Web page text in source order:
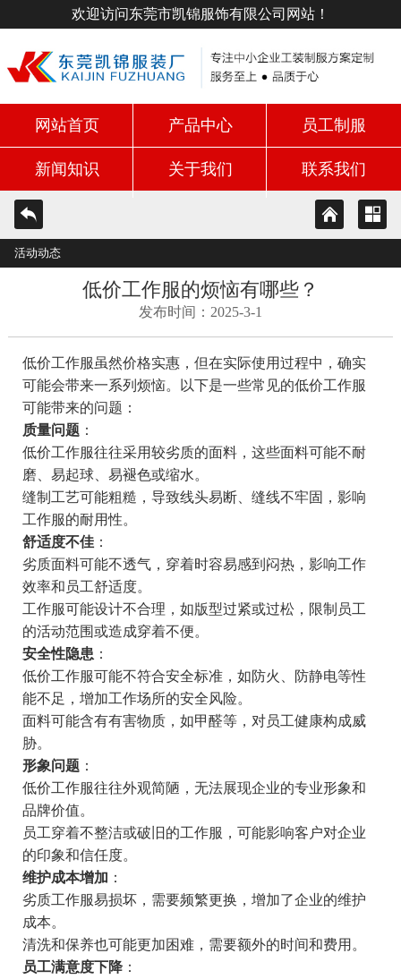
欢迎访问东莞市凯锦服饰有限公司网站！
网站首页 产品中心 员工制服
新闻知识 关于我们 联系我们
活动动态
低价工作服的烦恼有哪些？
发布时间：2025-3-1
低价工作服虽然价格实惠，但在实际使用过程中，确实
可能会带来一系列烦恼。以下是一些常见的低价工作服
可能带来的问题：
质量问题：
低价工作服往往采用较劣质的面料，这些面料可能不耐
磨、易起球、易褪色或缩水。
缝制工艺可能粗糙，导致线头易断、缝线不牢固，影响
工作服的耐用性。
舒适度不佳：
劣质面料可能不透气，穿着时容易感到闷热，影响工作
效率和员工舒适度。
工作服可能设计不合理，如版型过紧或过松，限制员工
的活动范围或造成穿着不便。
安全性隐患 ：
低价工作服可能不符合安全标准，如防火、防静电等性
能不足，增加工作场所的安全风险。
面料可能含有有害物质，如甲醛等，对员工健康构成威
胁。
形象问题：
低价工作服往往外观简陋，无法展现企业的专业形象和
品牌价值。
员工穿着不整洁或破旧的工作服，可能影响客户对企业
的印象和信任度。
维护成本增加 ：
劣质工作服易损坏，需要频繁更换，增加了企业的维护
成本。
清洗和保养也可能更加困难，需要额外的时间和费用。
员工满意度下降：